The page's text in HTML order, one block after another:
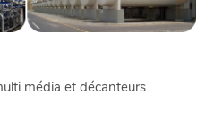
média et décanteurs